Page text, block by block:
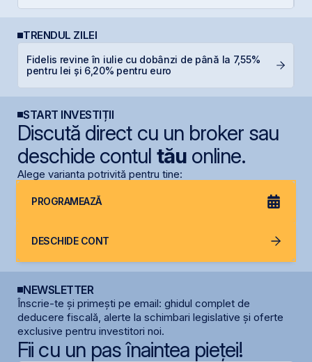
TRENDUL ZILEI
Fidelis revine în iulie cu dobânzi de până la 7,55%
pentru lei și 6,20% pentru euro
START INVESTIȚII
Discută direct cu un broker sau
deschide contul tăuonline.
Alege varianta potrivită pentru tine:
PROGRAMEAZĂ
DESCHIDE CONT
NEWSLETTER
Înscrie-te și primești pe email: ghidul complet de
deducere fiscală, alerte la schimbari legislative și oferte
exclusive pentru investitori noi.
Fii cu un pas înaintea pieței!